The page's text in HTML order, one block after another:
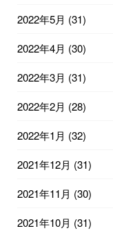
2022年5月 (31)
2022年4月 (30)
2022年3月 (31)
2022年2月 (28)
2022年1月 (32)
2021年12月 (31)
2021年11月 (30)
2021年10月 (31)